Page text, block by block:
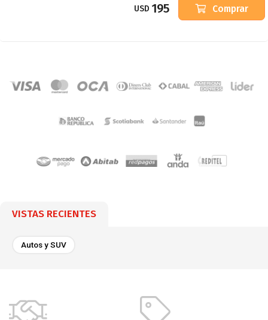
USD 195 Comprar
VISTAS RECIENTES
Autos y SUV